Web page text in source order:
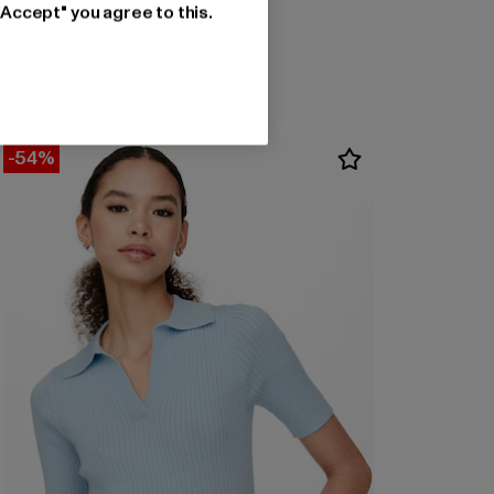
ONLBROOKE
-54%
you agree to this.